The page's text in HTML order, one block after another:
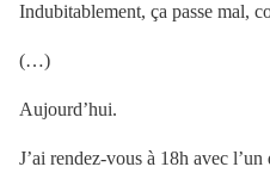
Indubitablement, ça passe mal,
(…)
Aujourd’hui.
J’ai rendez-vous à 18h avec